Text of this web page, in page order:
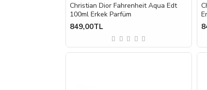
Christian Dior Fahrenheit Aqua Edt
100ml Erkek Parfüm
849,00TL